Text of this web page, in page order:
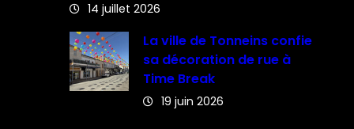
14 juillet 2026
La ville de Tonneins confie
sa décoration de rue à
Time Break
19 juin 2026